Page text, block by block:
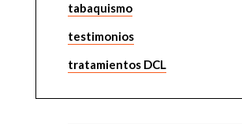
tabaquismo
testimonios
tratamientos DCL